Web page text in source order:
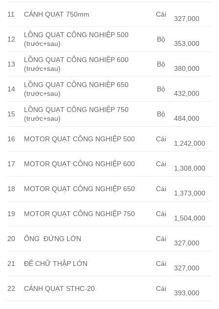
11 CÁNH QUẠT 750mm Cái
327,000
12
LỒNG QUẠT CÔNG NGHIỆP 500
(trước+sau)
Bộ
353,000
13
LỒNG QUẠT CÔNG NGHIỆP 600
(trước+sau)
Bộ
380,000
14
LỒNG QUẠT CÔNG NGHIỆP 650
(trước+sau)
Bộ
432,000
15
LỒNG QUẠT CÔNG NGHIỆP 750
(trước+sau)
Bộ
484,000
16 MOTOR QUẠT CÔNG NGHIỆP 500 Cái
1,242,000
17 MOTOR QUẠT CÔNG NGHIỆP 600 Cái
1,308,000
18 MOTOR QUẠT CÔNG NGHIỆP 650 Cái
1,373,000
19 MOTOR QUẠT CÔNG NGHIỆP 750 Cái
1,504,000
20 ỐNG ĐỨNG LỚN Cái
327,000
21 ĐẾ CHỮ THẬP LỚN Cái
327,000
22 CÁNH QUẠT STHC-20 Cái
393,000